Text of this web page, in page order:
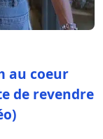
au coeur
de revendre